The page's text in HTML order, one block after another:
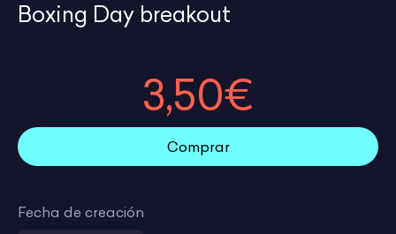
Boxing Day breakout
Fecha de creación
3,50€
Comprar